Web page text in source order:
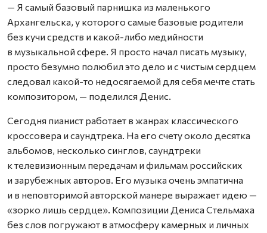
— Я самый базовый парнишка из маленького
Архангельска, у которого самые базовые родители
без кучи средств и какой-либо медийности
в музыкальной сфере. Я просто начал писать музыку,
просто безумно полюбил это дело и с чистым сердцем
следовал какой-то недосягаемой для себя мечте стать
композитором, — поделился Денис.
Сегодня пианист работает в жанрах классического
кроссовера и саундтрека. На его счету около десятка
альбомов, несколько синглов, саундтреки
к телевизионным передачам и фильмам российских
и зарубежных авторов. Его музыка очень эмпатична
и в неповторимой авторской манере выражает идею —
«зорко лишь сердце». Композиции Дениса Стельмаха
без слов погружают в атмосферу камерных и личных